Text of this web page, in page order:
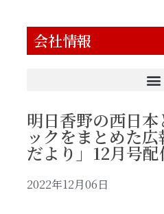
会社情報
明日香野の西日
ックをまとめた
だより」12月号
2022年12月06日